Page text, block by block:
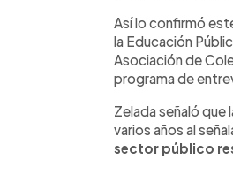
Así lo confirmó
la Educación
Asociación de
programa de
Zelada señaló que
varios años al
sector público